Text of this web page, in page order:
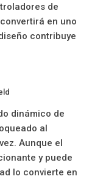
de
en uno
contribuye
dinámico de
al
Aunque el
y puede
lo convierte en